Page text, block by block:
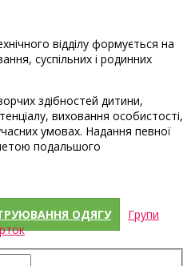
відділу формується на
суспільних і родинних
здібностей дитини,
виховання особистості,
умовах. Надання певної
подальшого
ОДЯГУ
Групи